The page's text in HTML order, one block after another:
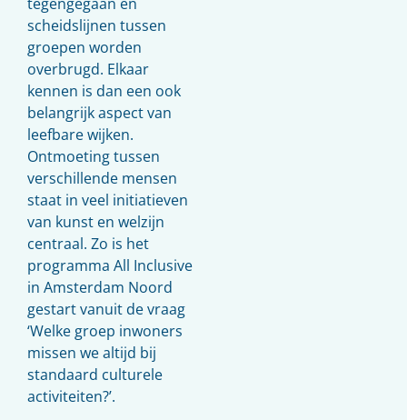
scheidslijnen tussen
groepen worden
overbrugd. Elkaar
kennen is dan een ook
belangrijk aspect van
leefbare wijken.
Ontmoeting tussen
verschillende mensen
staat in veel initiatieven
van kunst en welzijn
centraal. Zo is het
programma All Inclusive
in Amsterdam Noord
gestart vanuit de vraag
‘Welke groep inwoners
missen we altijd bij
standaard culturele
activiteiten?’.